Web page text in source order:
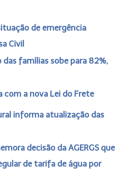
de emergência
Civil
das famílias sobe para 82%,
com a nova Lei do Frete
informa atualização das
decisão da AGERGS que
de tarifa de água por